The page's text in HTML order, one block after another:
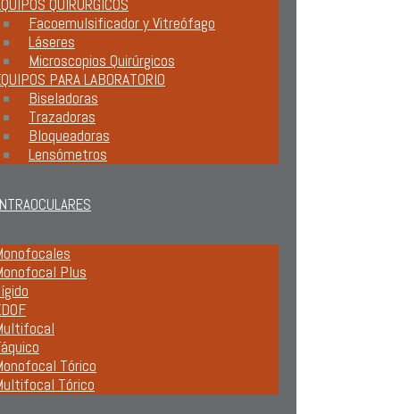
QUIRÚRGICOS
Facoemulsificador y Vitreófago
Láseres
Microscopios Quirúrgicos
PARA LABORATORIO
Biseladoras
Trazadoras
Bloqueadoras
Lensómetros
Plus
Tórico
Tórico